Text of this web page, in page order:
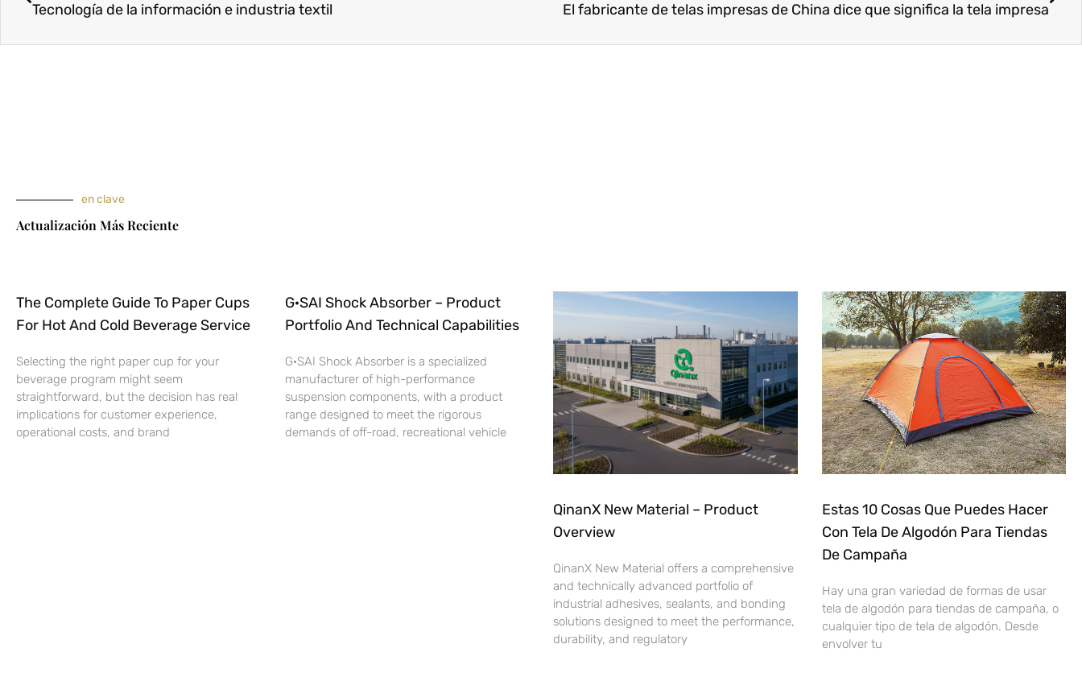
Tecnología de la información e industria textil El fabricante de telas impresas de China dice que significa la tela impresa
en clave
Actualización Más Reciente
The Complete Guide To Paper Cups
For Hot And Cold Beverage Service
Selecting the right paper cup for your
beverage program might seem
straightforward, but the decision has real
implications for customer experience,
operational costs, and brand
G·SAI Shock Absorber – Product
Portfolio And Technical Capabilities
G·SAI Shock Absorber is a specialized
manufacturer of high-performance
suspension components, with a product
range designed to meet the rigorous
demands of off-road, recreational vehicle
QinanX New Material – Product
Overview
QinanX New Material offers a comprehensive
and technically advanced portfolio of
industrial adhesives, sealants, and bonding
solutions designed to meet the performance,
durability, and regulatory
Estas 10 Cosas Que Puedes Hacer
Con Tela De Algodón Para Tiendas
De Campaña
Hay una gran variedad de formas de usar
tela de algodón para tiendas de campaña, o
cualquier tipo de tela de algodón. Desde
envolver tu